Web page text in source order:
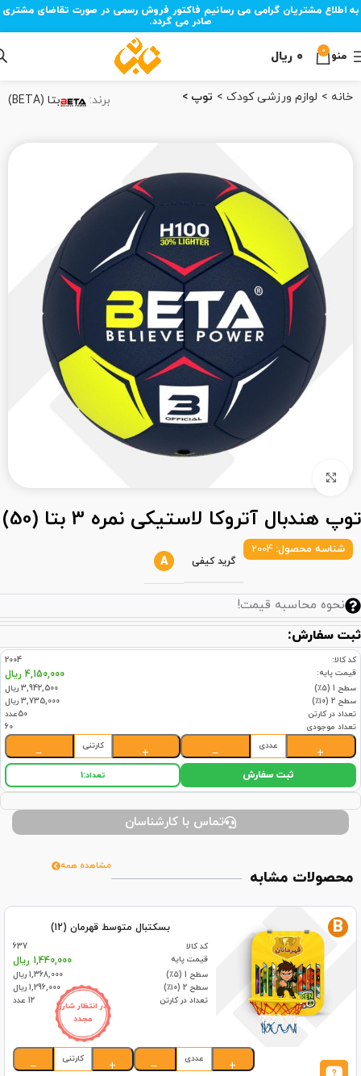
به اطلاع مشتریان گرامی می رسانیم فاکتور فروش رسمی در صورت تقاضای مشتری
صادر می گردد.
منو 0 ۰ ریال
خانه لوازم ورزشی کودک توپ برند: بتا (BETA)
توپ هندبال آتروکا لاستیکی نمره 3 بتا (50)
شناسه محصول: 2004
گرید کیفی A
نحوه محاسبه قیمت!
ثبت سفارش:
کد کالا:
2004
قیمت پایه:
4,150,000 ریال
سطح 1 (۵٪)
3,942,500 ریال
سطح 2 (۱۰٪)
3,735,000 ریال
تعداد در کارتن
50عدد
تعداد موجودی
60
+
عددی
−
+
کارتنی
−
ثبت سفارش تعداد:1
تماس با کارشناسان
محصولات مشابه
مشاهده همه
در انتظار شارژ
مجدد
بسکتبال متوسط قهرمان (12)
کد کالا
637
قیمت پایه
1,440,000 ریال
سطح 1 (۵٪)
1,368,000 ریال
سطح 2 (۱۰٪)
1,296,000 ریال
تعداد در کارتن
12 عدد
B
+
عددی
−
+
کارتنی
−